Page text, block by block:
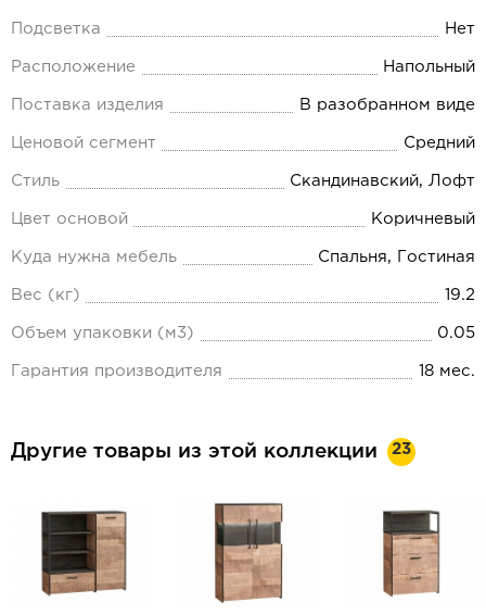
Подсветка Нет
Расположение Напольный
Поставка изделия В разобранном виде
Ценовой сегмент Средний
Стиль Скандинавский, Лофт
Цвет основой Коричневый
Куда нужна мебель Спальня, Гостиная
Вес (кг) 19.2
Объем упаковки (м3) 0.05
Гарантия производителя 18 мес.
Другие товары из этой коллекции 23